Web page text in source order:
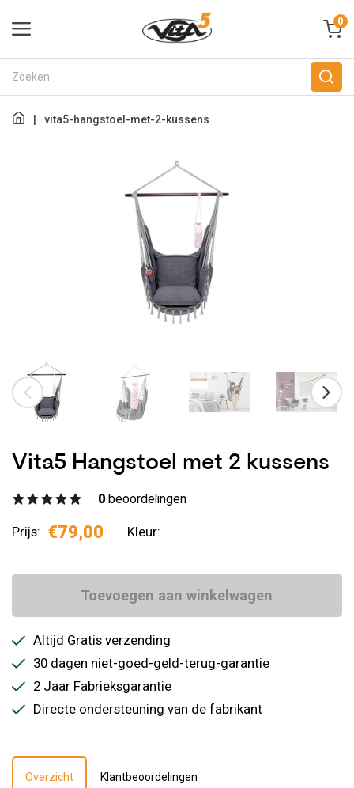
0
| vita5-hangstoel-met-2-kussens
Vita5 Hangstoel met 2 kussens
0beoordelingen
Prijs: €79,00 Kleur:
Toevoegen aan winkelwagen
Altijd Gratis verzending
30 dagen niet-goed-geld-terug-garantie
2 Jaar Fabrieksgarantie
Directe ondersteuning van de fabrikant
Overzicht Klantbeoordelingen